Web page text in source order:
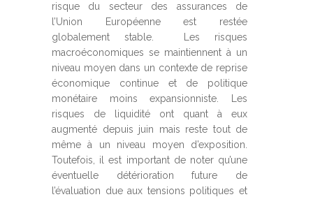
risque du secteur des assurances de
l’Union Européenne est restée
globalement stable. Les risques
macroéconomiques se maintiennent à un
niveau moyen dans un contexte de reprise
économique continue et de politique
monétaire moins expansionniste. Les
risques de liquidité ont quant à eux
augmenté depuis juin mais reste tout de
même à un niveau moyen d’exposition.
Toutefois, il est important de noter qu’une
éventuelle détérioration future de
l’évaluation due aux tensions politiques et